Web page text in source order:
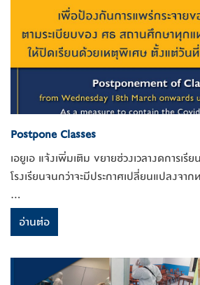
Postpone Classes
เอยูเอ แจ้งเพิ่มเติม ขยายช่วงเวลางดการเรี
โรงเรียนจนกว่าจะมีประกาศเปลี่ยนแปลงจา
...
อ่านต่อ